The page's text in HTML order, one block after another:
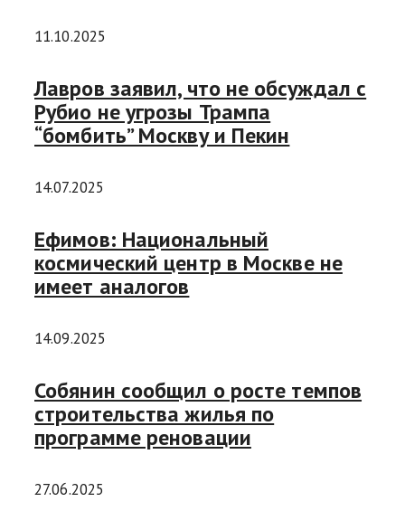
11.10.2025
Лавров заявил, что не обсуждал с
Рубио не угрозы Трампа
“бомбить” Москву и Пекин
14.07.2025
Ефимов: Национальный
космический центр в Москве не
имеет аналогов
14.09.2025
Собянин сообщил о росте темпов
строительства жилья по
программе реновации
27.06.2025